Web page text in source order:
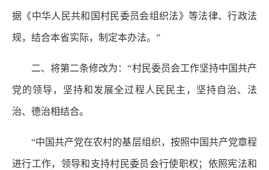
据《中华人民共和国村民委员会组织法》等法律、行政法
规，结合本省实际，制定本办法。”
二、将第二条修改为：“村民委员会工作坚持中国共产
党的领导，坚持和发展全过程人民民主，坚持自治、法
治、德治相结合。
“中国共产党在农村的基层组织，按照中国共产党章程
进行工作，领导和支持村民委员会行使职权；依照宪法和